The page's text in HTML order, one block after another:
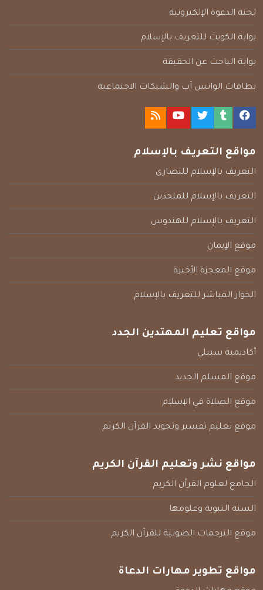
لجنة الدعوة الإلكترونية
بوابة الكويت للتعريف بالإسلام
بوابة الباحث عن الحقيقة
بطاقات الواتس آب والشبكات الاجتماعية
مواقع التعريف بالإسلام
التعريف بالإسلام للنصارى
التعريف بالإسلام للملحدين
التعريف بالإسلام للهندوس
موقع الإيمان
موقع المعجزة الأخيرة
الحوار المباشر للتعريف بالإسلام
مواقع تعليم المهتدين الجدد
أكاديمية سبيلي
موقع المسلم الجديد
موقع الصلاة في الإسلام
موقع تعليم تفسير وتجويد القرآن الكريم
مواقع نشر وتعليم القرآن الكريم
الجامع لعلوم القرآن الكريم
السنة النبوية وعلومها
موقع الترجمات الصوتية للقرآن الكريم
مواقع تطوير مهارات الدعاة